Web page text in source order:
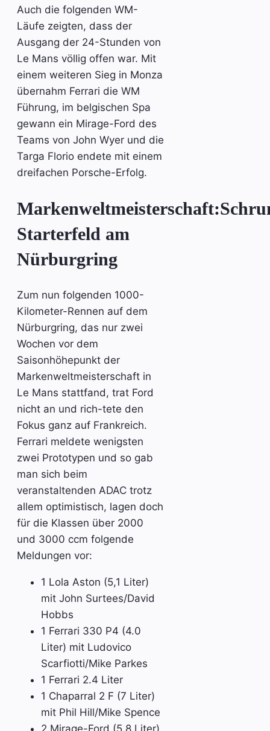
Auch die folgenden WM-
Läufe zeigten, dass der
Ausgang der 24-Stunden von
Le Mans völlig offen war. Mit
einem weiteren Sieg in Monza
übernahm Ferrari die WM
Führung, im belgischen Spa
gewann ein Mirage-Ford des
Teams von John Wyer und die
Targa Florio endete mit einem
dreifachen Porsche-Erfolg.
Starterfeld am
Nürburgring
Zum nun folgenden 1000-
Kilometer-Rennen auf dem
Nürburgring, das nur zwei
Wochen vor dem
Saisonhöhepunkt der
Markenweltmeisterschaft in
Le Mans stattfand, trat Ford
nicht an und rich-tete den
Fokus ganz auf Frankreich.
Ferrari meldete wenigsten
zwei Prototypen und so gab
man sich beim
veranstaltenden ADAC trotz
allem optimistisch, lagen doch
für die Klassen über 2000
und 3000 ccm folgende
Meldungen vor:
1 Lola Aston (5,1 Liter)
mit John Surtees/David
Hobbs
1 Ferrari 330 P4 (4.0
Liter) mit Ludovico
Scarfiotti/Mike Parkes
1 Ferrari 2.4 Liter
1 Chaparral 2 F (7 Liter)
mit Phil Hill/Mike Spence
2 Mirage-Ford (5.8 Liter)